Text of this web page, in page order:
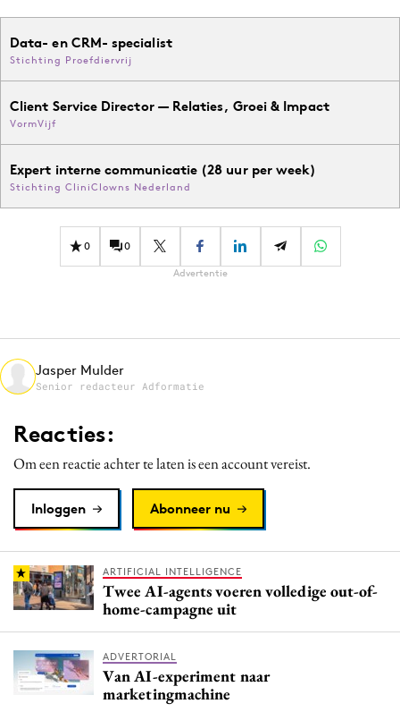
Data- en CRM- specialist
Stichting Proefdiervrij
Client Service Director — Relaties, Groei & Impact
VormVijf
Expert interne communicatie (28 uur per week)
Stichting CliniClowns Nederland
0 0
Advertentie
Jasper Mulder
Senior redacteur Adformatie
Reacties:
Om een reactie achter te laten is een account vereist.
Inloggen Abonneer nu
ARTIFICIAL INTELLIGENCE
Twee AI-agents voeren volledige out-of-
home-campagne uit
ADVERTORIAL
Van AI-experiment naar
marketingmachine